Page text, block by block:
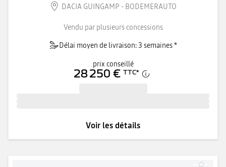
DACIA GUINGAMP - BODEMERAUTO
Vendu par plusieurs concessions
Délai moyen de livraison: 3 semaines *
prix conseillé
28 250 € TTC*
Voir les détails